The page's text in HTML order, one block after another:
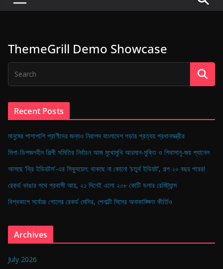
s
e
f
D
i
g
a
l
B
n
g
ThemeGrill Demo Showcase
Recent Posts
মানুষের পাশাপাশি প্রাণীদের জন্যও নিরাপদ বাংলাদেশ গড়ার প্রত্যয় প্রধানমন্ত্রীর
মিশা-ডিপজলহীন শিল্পী সমিতির নির্বাচন আজ মুখোমুখি আরমান-মুক্তি ও শিবাসানু-জয় প্যানেল
আসছে ‘থ্রি ইডিয়টস’-এর সিক্যুয়েল: থাকছে না কোনো ‘চতুর্থ ইডিয়ট’, গল্প ২০ বছর পরের!
রেকর্ড ভাঙার পথে প্রবাসী আয়, ২১ দিনেই এলো ২০৮ কোটি ডলার রেমিট্যান্স
বিশ্বকাপে সর্বোচ্চ গোলের রেকর্ড মেসির, পেনাল্টি মিসের অনাকাঙ্ক্ষিত কীর্তিও
Archives
July 2026